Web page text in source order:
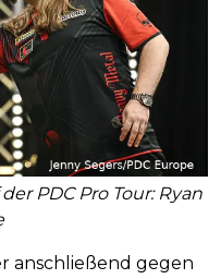
PDC Pro Tour: Ryan
anschließend gegen